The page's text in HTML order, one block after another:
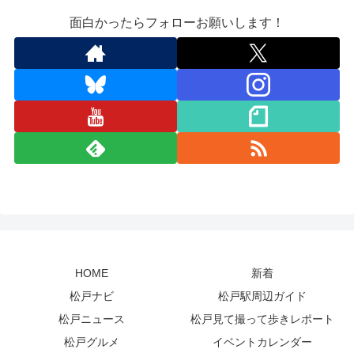
面白かったらフォローお願いします！
HOME
新着
松戸ナビ
松戸駅周辺ガイド
松戸ニュース
松戸見て撮って歩きレポート
松戸グルメ
イベントカレンダー